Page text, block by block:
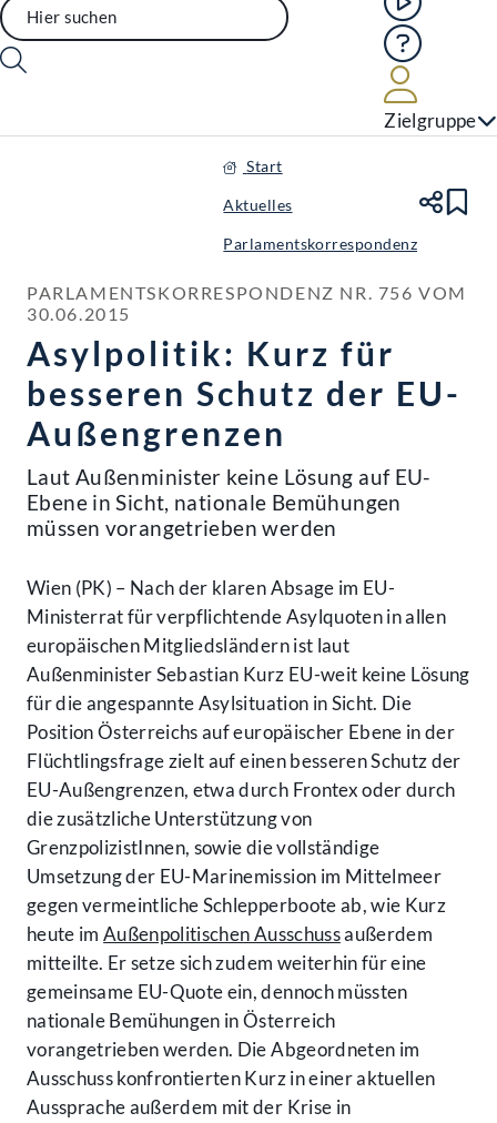
Hilfe
Zielgruppe
Start
Aktuelles
Parlamentskorrespondenz
PARLAMENTSKORRESPONDENZ NR. 756 VOM
30.06.2015
Asylpolitik: Kurz für
besseren Schutz der EU-
Außengrenzen
Laut Außenminister keine Lösung auf EU-
Ebene in Sicht, nationale Bemühungen
müssen vorangetrieben werden
Wien (PK) – Nach der klaren Absage im EU-
Ministerrat für verpflichtende Asylquoten in allen
europäischen Mitgliedsländern ist laut
Außenminister Sebastian Kurz EU-weit keine Lösung
für die angespannte Asylsituation in Sicht. Die
Position Österreichs auf europäischer Ebene in der
Flüchtlingsfrage zielt auf einen besseren Schutz der
EU-Außengrenzen, etwa durch Frontex oder durch
die zusätzliche Unterstützung von
GrenzpolizistInnen, sowie die vollständige
Umsetzung der EU-Marinemission im Mittelmeer
gegen vermeintliche Schlepperboote ab, wie Kurz
heute imAußenpolitischen Ausschussaußerdem
mitteilte. Er setze sich zudem weiterhin für eine
gemeinsame EU-Quote ein, dennoch müssten
nationale Bemühungen in Österreich
vorangetrieben werden. Die Abgeordneten im
Ausschuss konfrontierten Kurz in einer aktuellen
Aussprache außerdem mit der Krise in